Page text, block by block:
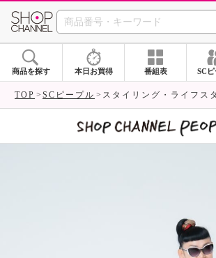
SHOP
商品を探す 本日お買得 番組表 SC
TOP SCピープル スタイリング・ライフス